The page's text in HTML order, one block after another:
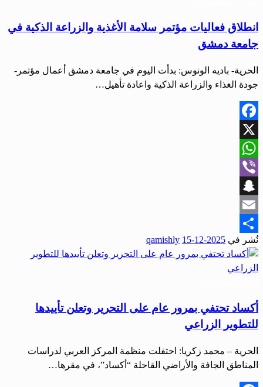
انطلاق فعاليات مؤتمر سلامة الأغذية والزراعة الذكية في
جامعة دمشق
الحرية- باديه الونوس: بدأت اليوم في جامعة دمشق أعمال مؤتمر-
جودة الغذاء والزراعة الذكية واعادة تأهيل…
Facebook
X
WhatsApp
Viber
Snapchat
Email
Share
نُشر في 2025-12-15
qamishly
أكساد تحتفي بمرور عام على التحرير وتعلن تأييدها
للتطوير الزراعي
الحرية – محمد زكريا: احتفلت منظمة المركز العربي لدراسات
المناطق الجافة والأراضي القاحلة “أكساد”، في مقرها…